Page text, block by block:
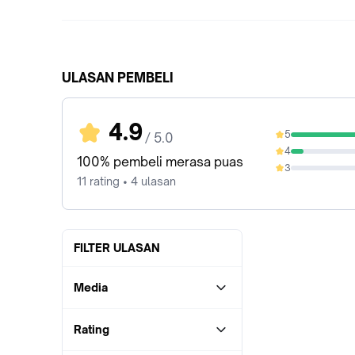
ULASAN PEMBELI
4.9 / 5.0
100% pembeli merasa puas
11 rating • 4 ulasan
5
90.91%
4
9.09%
3
0%
FILTER ULASAN
Media
Rating